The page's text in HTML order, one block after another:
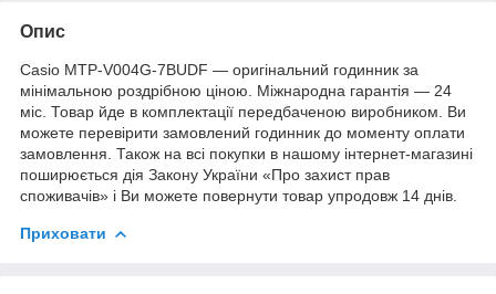
Опис
Casio MTP-V004G-7BUDF — оригінальний годинник за
мінімальною роздрібною ціною. Міжнародна гарантія — 24
міс. Товар йде в комплектації передбаченою виробником. Ви
можете перевірити замовлений годинник до моменту оплати
замовлення. Також на всі покупки в нашому інтернет-магазині
поширюється дія Закону України «Про захист прав
споживачів» і Ви можете повернути товар упродовж 14 днів.
Приховати